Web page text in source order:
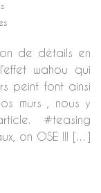
de détails en
wahou qui
peint font ainsi
murs , nous y
#teasing
on OSE !!! […]